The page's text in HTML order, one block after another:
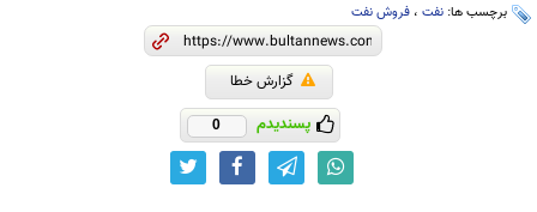
برچسب ها: نفت ، فروش نفت
گزارش خطا
پسندیدم 0